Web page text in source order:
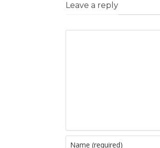
Leave a reply